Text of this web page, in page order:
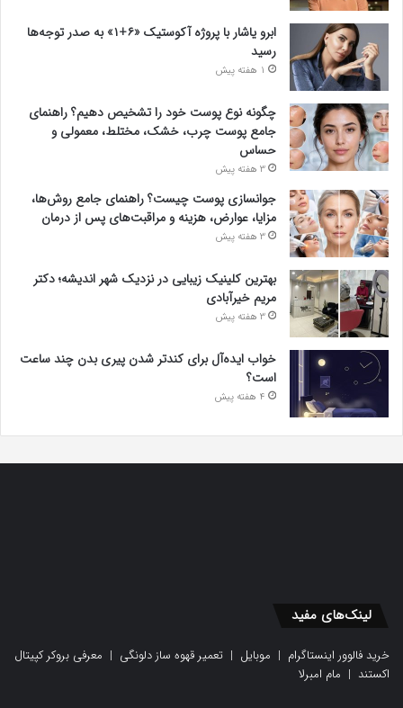
ابرو یاشار با پروژه آکوستیک «۶+۱» به صدر توجه‌ها
رسید
1 هفته پیش
چگونه نوع پوست خود را تشخیص دهیم؟ راهنمای
جامع پوست چرب، خشک، مختلط، معمولی و
حساس
3 هفته پیش
جوانسازی پوست چیست؟ راهنمای جامع روش‌ها،
مزایا، عوارض، هزینه و مراقبت‌های پس از درمان
3 هفته پیش
بهترین کلینیک زیبایی در نزدیک شهر اندیشه؛ دکتر
مریم خیرآبادی
3 هفته پیش
خواب ایده‌آل برای کندتر شدن پیری بدن چند ساعت
است؟
4 هفته پیش
لینک‌های مفید
خرید فالوور اینستاگرام | موبایل | تعمیر قهوه ساز دلونگی | معرفی بروکر کپیتال
اکستند | مام امبرلا